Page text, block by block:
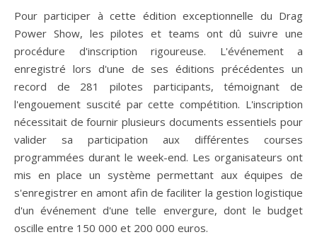
Pour participer à cette édition exceptionnelle du Drag
Power Show, les pilotes et teams ont dû suivre une
procédure d'inscription rigoureuse. L'événement a
enregistré lors d'une de ses éditions précédentes un
record de 281 pilotes participants, témoignant de
l'engouement suscité par cette compétition. L'inscription
nécessitait de fournir plusieurs documents essentiels pour
valider sa participation aux différentes courses
programmées durant le week-end. Les organisateurs ont
mis en place un système permettant aux équipes de
s'enregistrer en amont afin de faciliter la gestion logistique
d'un événement d'une telle envergure, dont le budget
oscille entre 150 000 et 200 000 euros.